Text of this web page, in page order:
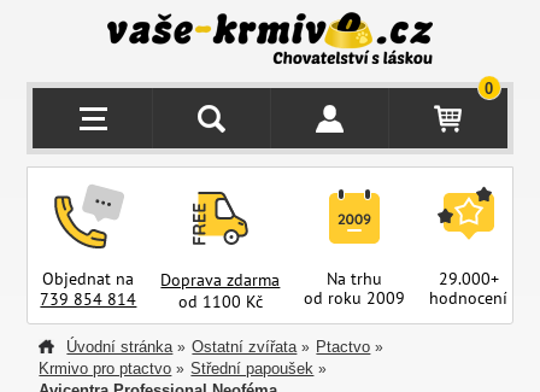
0
Objednat na
739 854 814
Doprava zdarma
od 1100 Kč
Na trhu
od roku 2009
29.000+
hodnocení
Úvodní stránka » Ostatní zvířata » Ptactvo »
Krmivo pro ptactvo » Střední papoušek »